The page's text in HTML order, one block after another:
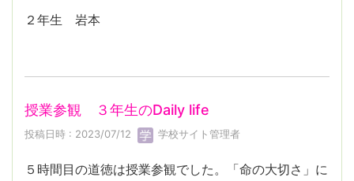
２年生 岩本
授業参観 ３年生のDaily life
投稿日時 : 2023/07/12 学校サイト管理者
５時間目の道徳は授業参観でした。「命の大切さ」に